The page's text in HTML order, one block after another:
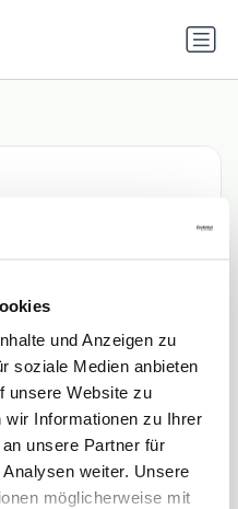
und Anzeigen zu
soziale Medien anbieten
unsere Website zu
wir Informationen zu Ihrer
unsere Partner für
weiter. Unsere
möglicherweise mit